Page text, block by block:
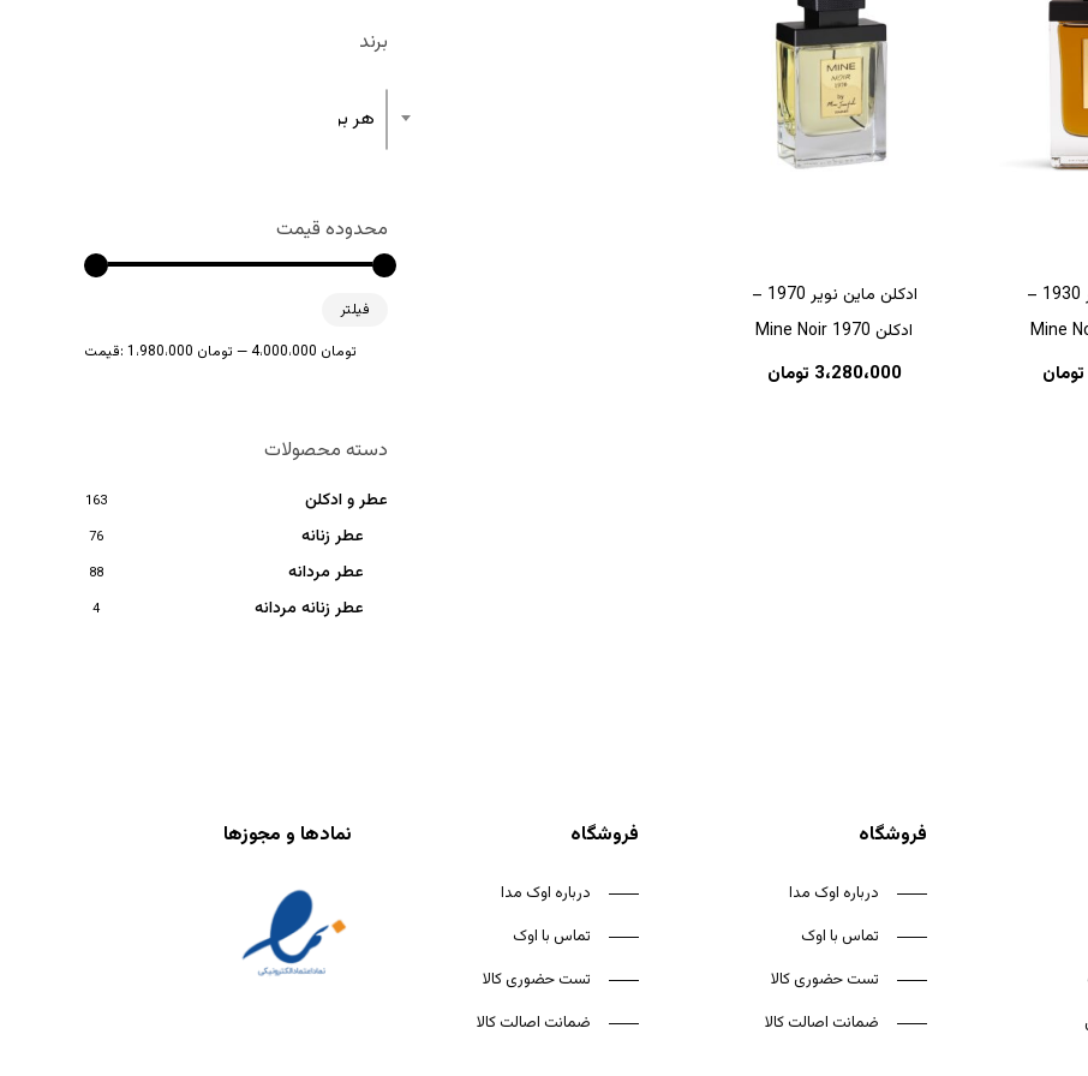
برند
هر برند
محدوده قیمت
فیلتر
قیمت:
1،980،000 تومان — 4،000،000 تومان
دسته محصولات
عطر و ادکلن 163
عطر زنانه 76
عطر مردانه 88
عطر زنانه مردانه 4
ادکلن ماین نویر 1930 –
تومان
ادکلن ماین نویر 1970 –
ادکلن Mine Noir 1970
3،280،000 تومان
فروشگاه
درباره اوک مدا
تماس با اوک
تست حضوری کالا
ضمانت اصالت کالا
فروشگاه
درباره اوک مدا
تماس با اوک
تست حضوری کالا
ضمانت اصالت کالا
نمادها و مجوزها